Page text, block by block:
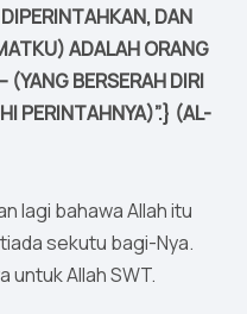
DAN
ADALAH ORANG
(YANG BERSERAH DIRI
PERINTAHNYA)”.} (AL-
lagi bahawa Allah itu
sekutu bagi-Nya.
untuk Allah SWT.